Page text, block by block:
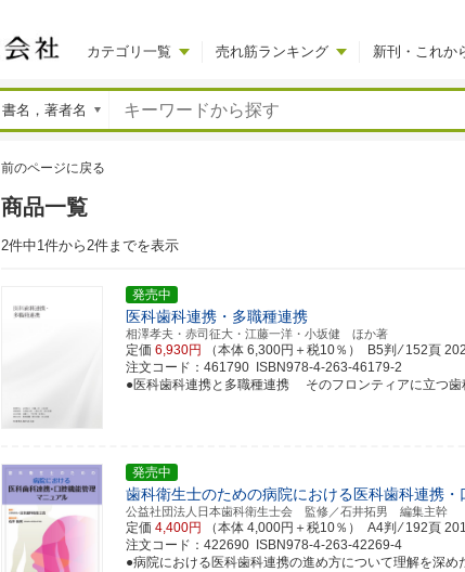
カテゴリ一覧 売れ筋ランキング 新刊・これか
前のページに戻る
商品一覧
2件中1件から2件までを表示
発売中
医科歯科連携・多職種連携
相澤孝夫・赤司征大・江藤一洋・小坂健 ほか著
定価 6,930円 （本体 6,300円＋税10％） B5判 ⁄ 152頁
注文コード：461790 ISBN978-4-263-46179-2
●医科歯科連携と多職種連携 そのフロンティアに立つ歯
発売中
歯科衛生士のための病院における医科歯科連携
公益社団法人日本歯科衛生士会 監修／石井拓男 編集主幹
定価 4,400円 （本体 4,000円＋税10％） A4判 ⁄ 192頁
注文コード：422690 ISBN978-4-263-42269-4
●病院における医科歯科連携の進め方について理解を深